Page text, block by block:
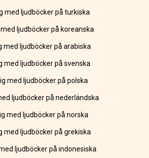
med ljudböcker på turkiska
med ljudböcker på koreanska
med ljudböcker på arabiska
med ljudböcker på svenska
med ljudböcker på polska
ljudböcker på nederländska
med ljudböcker på norska
med ljudböcker på grekiska
ljudböcker på indonesiska